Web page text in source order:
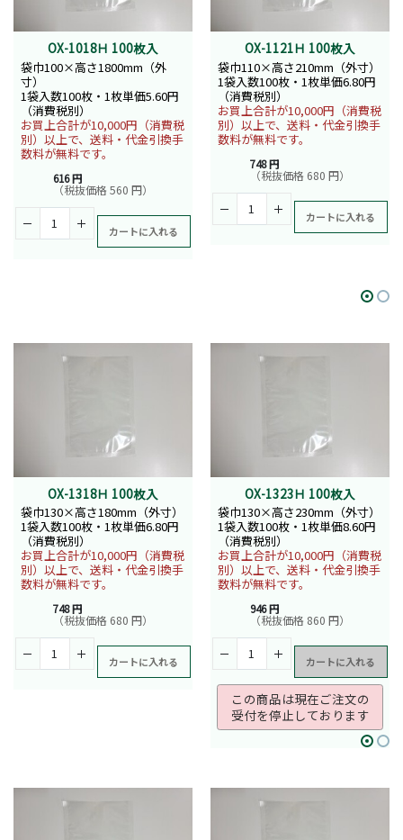
OX-1018Ｈ 100枚入
袋巾100×高さ1800mm（外
寸）
1袋入数100枚・1枚単価5.60円
（消費税別）
お買上合計が10,000円（消費税
別）以上で、送料・代金引換手
数料が無料です。
616 円
（税抜価格 560 円）
カートに入れる
OX-1121Ｈ 100枚入
袋巾110×高さ210mm（外寸）
1袋入数100枚・1枚単価6.80円
（消費税別）
お買上合計が10,000円（消費税
別）以上で、送料・代金引換手
数料が無料です。
748 円
（税抜価格 680 円）
カートに入れる
OX-1318Ｈ 100枚入
袋巾130×高さ180mm（外寸）
1袋入数100枚・1枚単価6.80円
（消費税別）
お買上合計が10,000円（消費税
別）以上で、送料・代金引換手
数料が無料です。
748 円
（税抜価格 680 円）
カートに入れる
OX-1323Ｈ 100枚入
袋巾130×高さ230mm（外寸）
1袋入数100枚・1枚単価8.60円
（消費税別）
お買上合計が10,000円（消費税
別）以上で、送料・代金引換手
数料が無料です。
946 円
（税抜価格 860 円）
カートに入れる
この商品は現在ご注文の
受付を停止しております